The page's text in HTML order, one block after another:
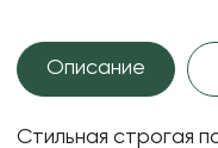
Описание
Стильная строгая